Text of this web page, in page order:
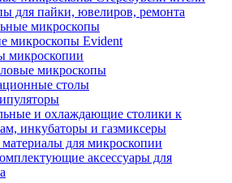
для пайки, ювелиров, ремонта
микроскопы
микроскопы Evident
микроскопии
микроскопы
столы
и охлаждающие столики к
инкубаторы и газмиксеры
для микроскопии
аксессуары для